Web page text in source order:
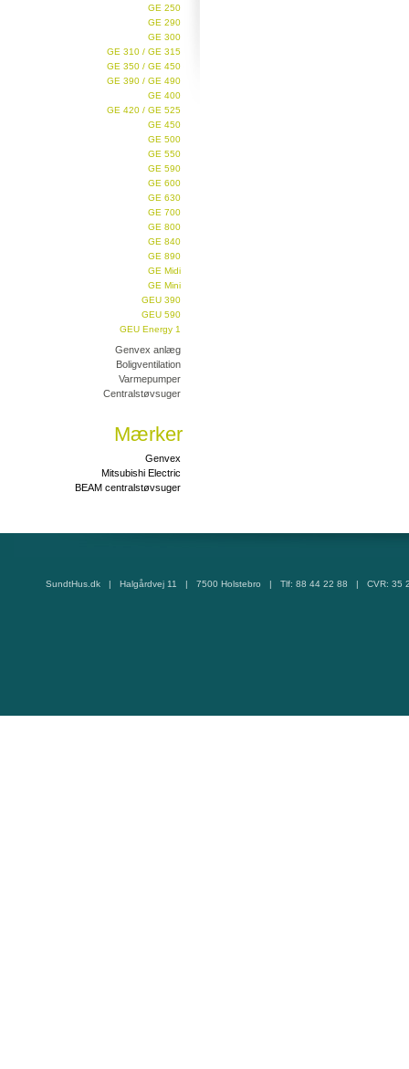
GE 250
GE 290
GE 300
GE 310 / GE 315
GE 350 / GE 450
GE 390 / GE 490
GE 400
GE 420 / GE 525
GE 450
GE 500
GE 550
GE 590
GE 600
GE 630
GE 700
GE 800
GE 840
GE 890
GE Midi
GE Mini
GEU 390
GEU 590
GEU Energy 1
Genvex anlæg
Boligventilation
Varmepumper
Centralstøvsuger
Mærker
Genvex
Mitsubishi Electric
BEAM centralstøvsuger
SundtHus.dk | Halgårdvej 11 | 7500 Holstebro | Tlf: 88 44 22 88 | CVR: